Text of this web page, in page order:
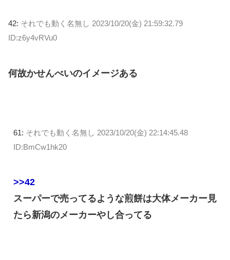
42: それでも動く名無し 2023/10/20(金) 21:59:32.79
ID:z6y4vRVu0
何故かせんべいのイメージある
61: それでも動く名無し 2023/10/20(金) 22:14:45.48
ID:BmCw1hk20
>>42
スーパーで売ってるような煎餅は大体メーカー見
たら新潟のメーカーやし合ってる